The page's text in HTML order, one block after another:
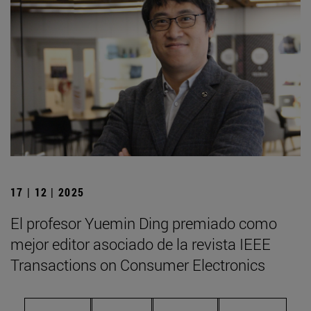
17 | 12 | 2025
El profesor Yuemin Ding premiado como
mejor editor asociado de la revista IEEE
Transactions on Consumer Electronics